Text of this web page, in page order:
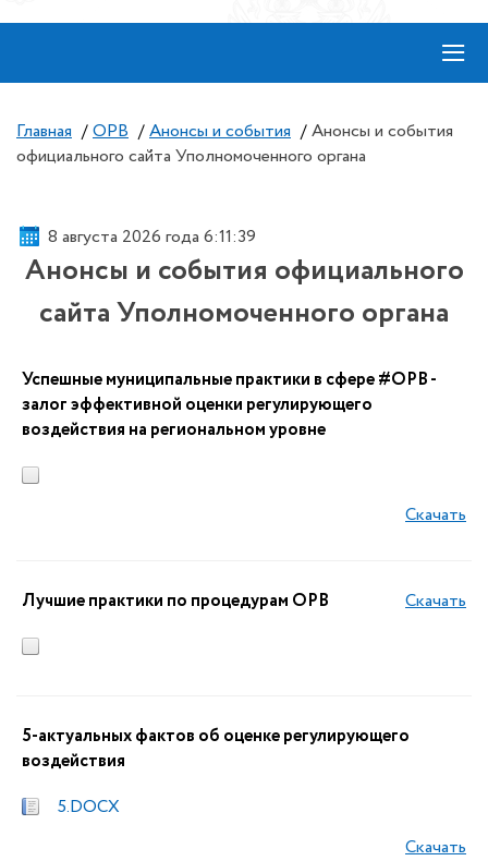
≡
Главная / ОРВ / Анонсы и события / Анонсы и события
официального сайта Уполномоченного органа
8 августа 2026 года 6:11:39
Анонсы и события официального
сайта Уполномоченного органа
Успешные муниципальные практики в сфере #ОРВ -
залог эффективной оценки регулирующего
воздействия на региональном уровне
Скачать
Лучшие практики по процедурам ОРВ Скачать
5-актуальных фактов об оценке регулирующего
воздействия
5.DOCX
Скачать